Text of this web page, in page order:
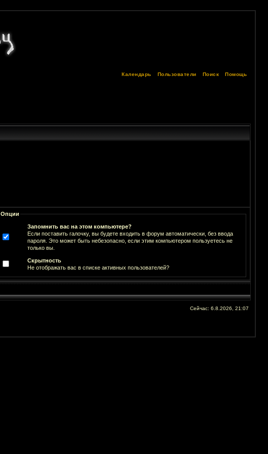
Помощь
Поиск
Пользователи
Календарь
Опции
Запомнить вас на этом компьютере?
Если поставить галочку, вы будете входить в форум автоматически, без ввода
пароля. Это может быть небезопасно, если этим компьютером пользуетесь не
только вы.
Скрытность
Не отображать вас в списке активных пользователей?
Сейчас: 6.8.2026, 21:07